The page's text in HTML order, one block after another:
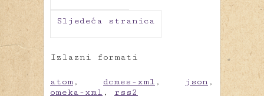
Sljedeća stranica
Izlazni formati
atom , dcmes-xml , json ,
omeka-xml , rss2